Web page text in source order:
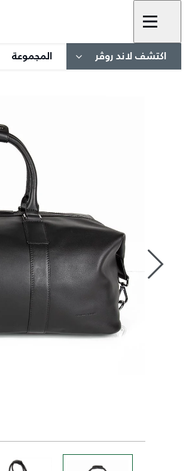
اكتشف لاند روڤر المجموعة